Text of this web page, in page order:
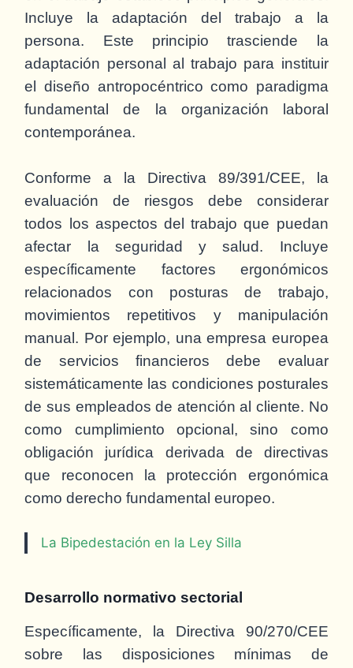
Incluye la adaptación del trabajo a la
persona. Este principio trasciende la
adaptación personal al trabajo para instituir
el diseño antropocéntrico como paradigma
fundamental de la organización laboral
contemporánea.
Conforme a la Directiva 89/391/CEE, la
evaluación de riesgos debe considerar
todos los aspectos del trabajo que puedan
afectar la seguridad y salud. Incluye
específicamente factores ergonómicos
relacionados con posturas de trabajo,
movimientos repetitivos y manipulación
manual. Por ejemplo, una empresa europea
de servicios financieros debe evaluar
sistemáticamente las condiciones posturales
de sus empleados de atención al cliente. No
como cumplimiento opcional, sino como
obligación jurídica derivada de directivas
que reconocen la protección ergonómica
como derecho fundamental europeo.
La Bipedestación en la Ley Silla
Desarrollo normativo sectorial
Específicamente, la Directiva 90/270/CEE
sobre las disposiciones mínimas de